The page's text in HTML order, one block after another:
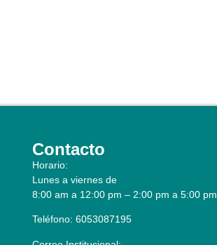
Contacto
Horario:
Lunes a viernes de
8:00 am a 12:00 pm – 2:00 pm a 5:00 pm
Teléfono: 6053087195